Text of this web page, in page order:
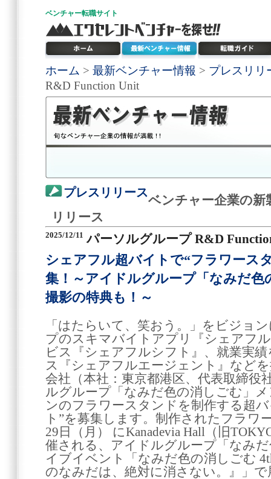
ベンチャー転職サイト
ホーム > 最新ベンチャー情報 > プレスリリ
R&D Function Unit
プレスリリース
ベンチャー企業の新
リリース
2025/12/11 パーソルグループ R&D
シェアフル超バイトで“フラワース
集！～アイドルグループ「なみだ色
撮影の特典も！～
「はたらいて、笑おう。」をビジョ
プのスキマバイトアプリ『シェアフ
ビス『シェアフルシフト』、就業実
ス『シェアフルエージェント』など
会社（本社：東京都港区、代表取締役
ルグループ「なみだ色の消しごむ」
ンのフラワースタンドを制作する超
ト”を募集します。制作されたフラワ
29日（月） にKanadevia Hall（旧
催される、アイドルグループ「なみ
イブイベント「なみだ色の消しごむ
のなみだは、絶対に消さない。』」